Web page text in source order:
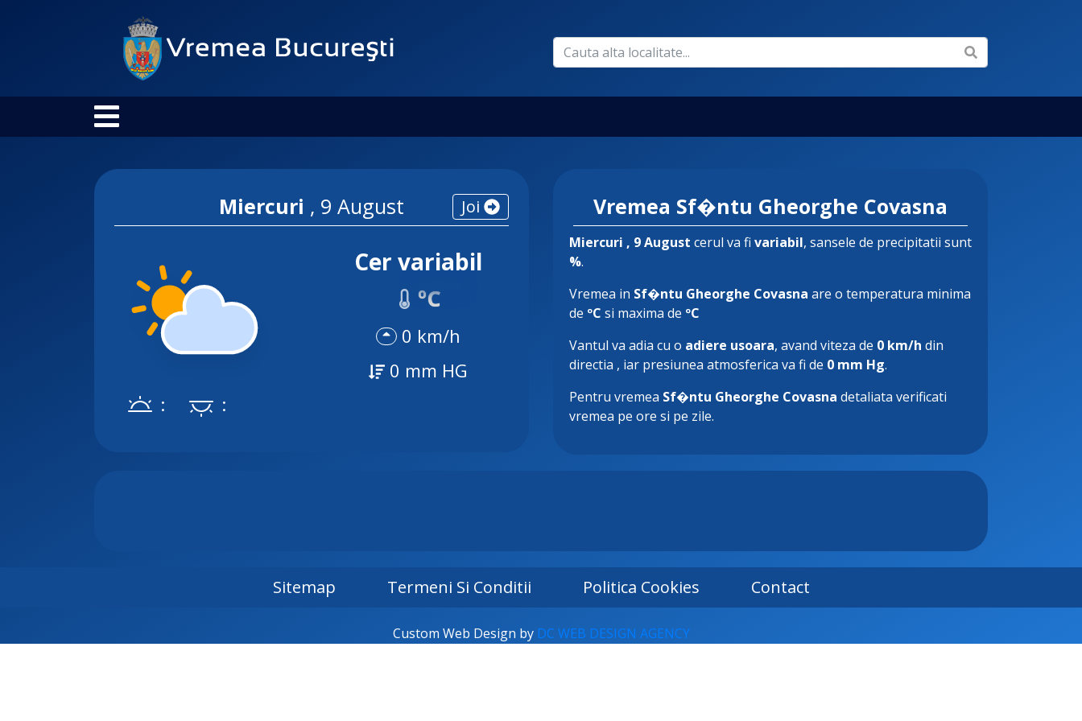
Miercuri , 9 August Joi
Cer variabil
ºC
0 km/h
0 mm HG
:
:
Vremea Sf�ntu Gheorghe Covasna
Miercuri , 9 August cerul va fi variabil, sansele de precipitatii sunt
%.
Vremea in Sf�ntu Gheorghe Covasna are o temperatura minima
de ºC si maxima de ºC
Vantul va adia cu o adiere usoara, avand viteza de 0 km/h din
directia , iar presiunea atmosferica va fi de 0 mm Hg.
Pentru vremea Sf�ntu Gheorghe Covasna detaliata verificati
vremea pe ore si pe zile.
Sitemap Termeni Si Conditii Politica Cookies Contact
Custom Web Design by DC WEB DESIGN AGENCY